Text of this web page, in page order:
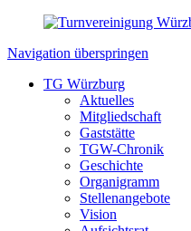
Navigation überspringen
TG Würzburg
Aktuelles
Mitgliedschaft
Gaststätte
TGW-Chronik
Geschichte
Organigramm
Stellenangebote
Vision